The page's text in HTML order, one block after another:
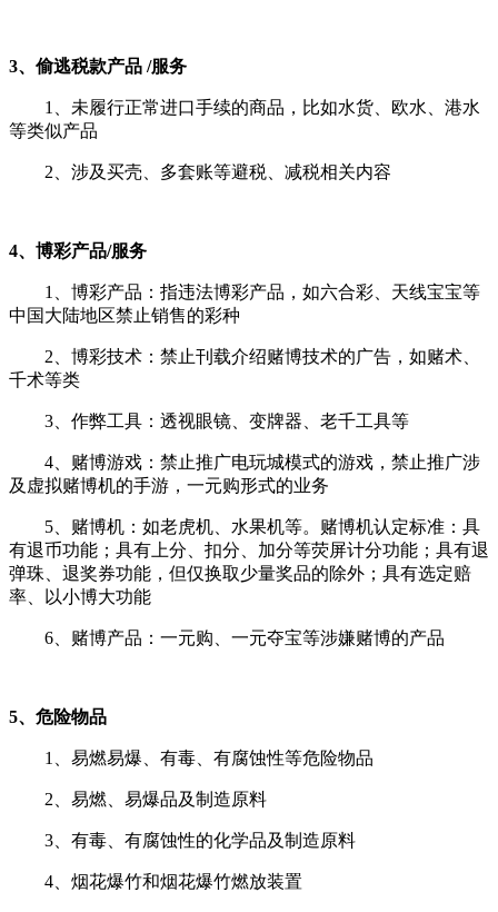
3、偷逃税款产品 /服务
1、 未履行正常进口手续的商品，比如水货、欧水、港水
等类似产品
2、涉及买壳、多套账等避税、减税相关内容
4、博彩产品/服务
1、博彩产品：指违法博彩产品，如六合彩、天线宝宝等
中国大陆地区禁止销售的彩种
2、博彩技术：禁止刊载介绍赌博技术的广告，如赌术、
千术等类
3、作弊工具：透视眼镜、变牌器、老千工具等
4、赌博游戏：禁止推广电玩城模式的游戏，禁止推广涉
及虚拟赌博机的手游，一元购形式的业务
5、赌博机：如老虎机、水果机等。赌博机认定标准：具
有退币功能；具有上分、扣分、加分等荧屏计分功能；具有退
弹珠、退奖券功能，但仅换取少量奖品的除外；具有选定赔
率、以小博大功能
6、赌博产品：一元购、一元夺宝等涉嫌赌博的产品
5、危险物品
1、易燃易爆、有毒、有腐蚀性等危险物品
2、易燃、易爆品及制造原料
3、有毒、有腐蚀性的化学品及制造原料
4、烟花爆竹和烟花爆竹燃放装置